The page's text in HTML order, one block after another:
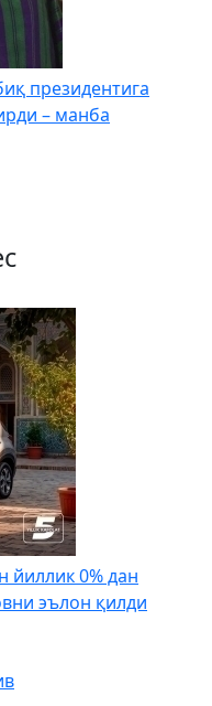
президентига
– манба
йиллик 0% дан
эълон қилди